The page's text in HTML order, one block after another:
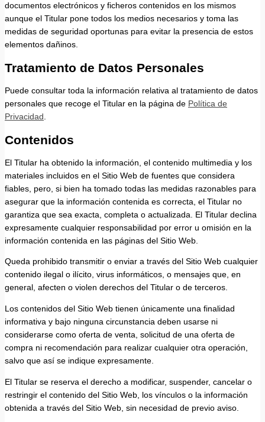
documentos electrónicos y ficheros contenidos en los mismos
aunque el Titular pone todos los medios necesarios y toma las
medidas de seguridad oportunas para evitar la presencia de estos
elementos dañinos.
Tratamiento de Datos Personales
Puede consultar toda la información relativa al tratamiento de datos
personales que recoge el Titular en la página de Política de
Privacidad
Contenidos
El Titular ha obtenido la información, el contenido multimedia y los
materiales incluidos en el Sitio Web de fuentes que considera
fiables, pero, si bien ha tomado todas las medidas razonables para
asegurar que la información contenida es correcta, el Titular no
garantiza que sea exacta, completa o actualizada. El Titular declina
expresamente cualquier responsabilidad por error u omisión en la
información contenida en las páginas del Sitio Web.
Queda prohibido transmitir o enviar a través del Sitio Web cualquier
contenido ilegal o ilícito, virus informáticos, o mensajes que, en
general, afecten o violen derechos del Titular o de terceros.
Los contenidos del Sitio Web tienen únicamente una finalidad
informativa y bajo ninguna circunstancia deben usarse ni
considerarse como oferta de venta, solicitud de una oferta de
compra ni recomendación para realizar cualquier otra operación,
salvo que así se indique expresamente.
El Titular se reserva el derecho a modificar, suspender, cancelar o
restringir el contenido del Sitio Web, los vínculos o la información
obtenida a través del Sitio Web, sin necesidad de previo aviso.